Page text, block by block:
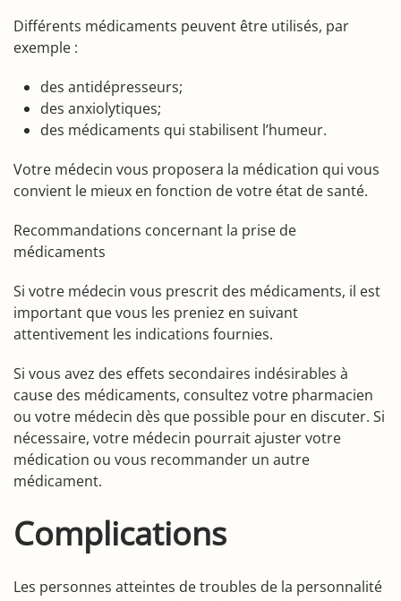
Différents médicaments peuvent être utilisés, par
exemple :
des antidépresseurs;
des anxiolytiques;
des médicaments qui stabilisent l’humeur.
Votre médecin vous proposera la médication qui vous
convient le mieux en fonction de votre état de santé.
Recommandations concernant la prise de
médicaments
Si votre médecin vous prescrit des médicaments, il est
important que vous les preniez en suivant
attentivement les indications fournies.
Si vous avez des effets secondaires indésirables à
cause des médicaments, consultez votre pharmacien
ou votre médecin dès que possible pour en discuter. Si
nécessaire, votre médecin pourrait ajuster votre
médication ou vous recommander un autre
médicament.
Complications
Les personnes atteintes de troubles de la personnalité